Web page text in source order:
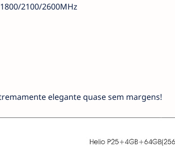
2100/2600MHz
elegante quase sem margens!